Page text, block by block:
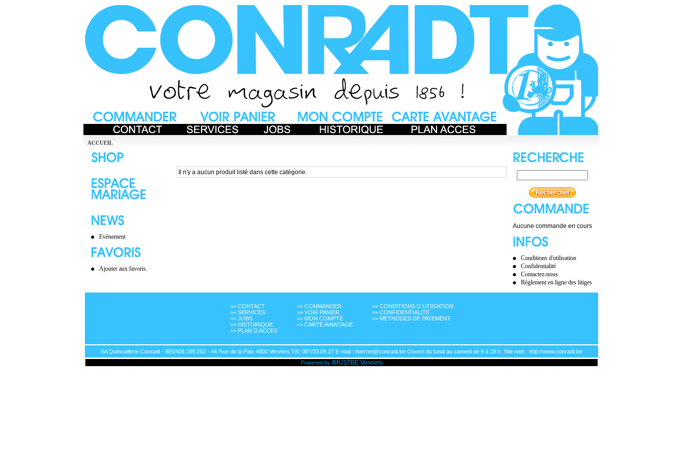
ACCUEIL
Evènement
Ajouter aux favoris.
Il n'y a aucun produit listé dans cette catégorie.
Aucune commande en cours
Conditions d'utilisation
Confidentialité
Contactez-nous
Règlement en ligne des litiges
>> CONTACT
>> SERVICES
>> JOBS
>> HISTORIQUE
>> PLAN D ACCES
>> COMMANDER
>> VOIR PANIER
>> MON COMPTE
>> CARTE AVANTAGE
>> CONDITIONS D UTIISATION
>> CONFIDENTIALITE
>> METHODES DE PAYEMENT
SA Quincaillerie Conradt - BE0408.189.262 - 44 Rue de la Paix 4800 Verviers Tél: 087/33.09.27 E-mail : internet@conradt.be Ouvert du lundi au samedi de 9 à 18 h. Site web : http://www.conradt.be
Powered by
IMUSTBE Verviers